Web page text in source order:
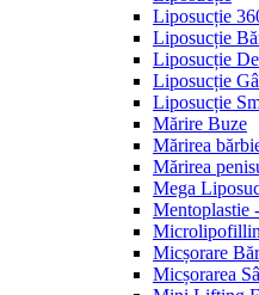
Liposucție
Liposucție
Liposucție
Liposucție
Liposucție
Mărire Buze
Mărirea
Mărirea
Mega
Mentoplastie
Micșorare
Micșorarea